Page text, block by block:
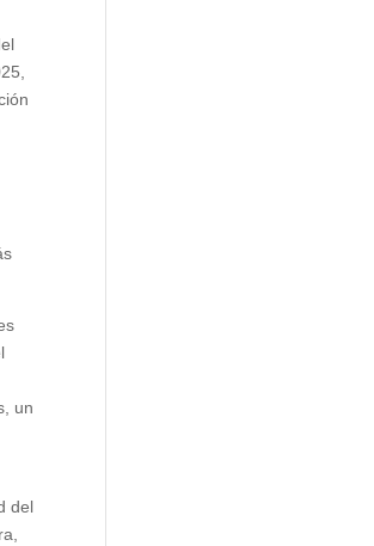
un
del